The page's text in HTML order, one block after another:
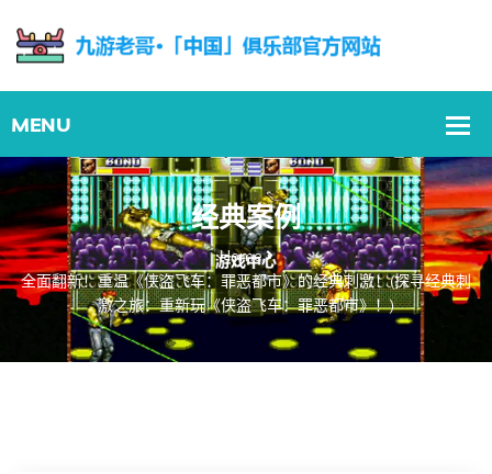
经典案例
Home
全面翻新！重温《侠盗飞车：罪恶都市》的经典刺激！(探寻经典刺
激之旅：重新玩《侠盗飞车：罪恶都市》！)